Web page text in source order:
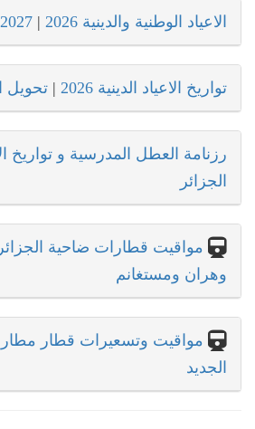
الاعياد الوطنية والدينية 2026 |
2027
تواريخ الاعياد الدينية 2026 | تحويل
رزنامة العطل المدرسية و تواريخ
الجزائر
مواقيت قطارات ضاحية الجزائر
وهران ومستغانم
مواقيت وتسعيرات قطار مطار
الجديد